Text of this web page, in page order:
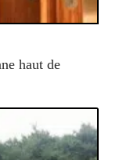
haut de